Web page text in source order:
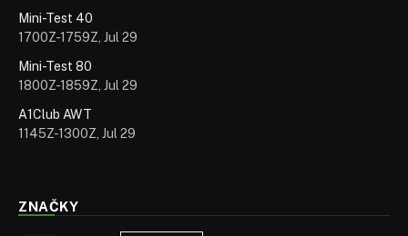
Mini-Test 40
1700Z-1759Z, Jul 29
Mini-Test 80
1800Z-1859Z, Jul 29
A1Club AWT
1145Z-1300Z, Jul 29
ZNAČKY